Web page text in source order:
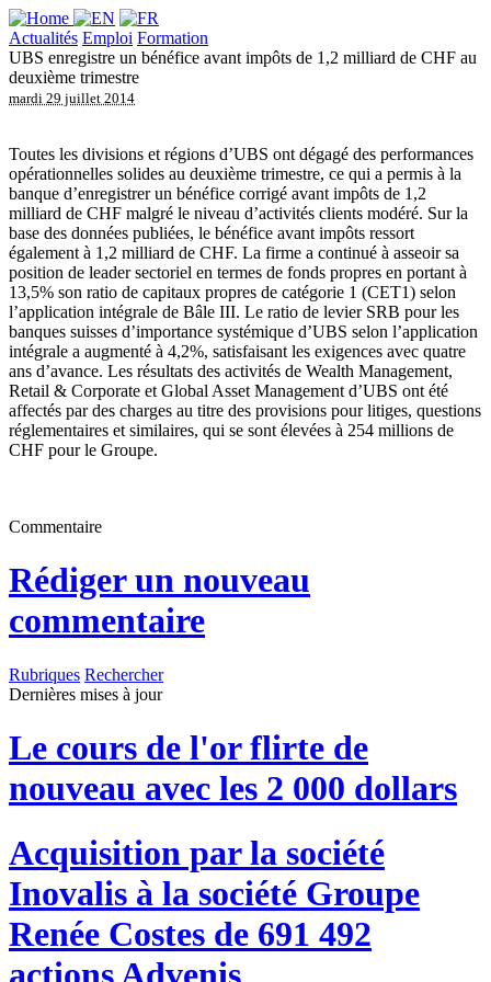
Actualités Emploi Formation
UBS enregistre un bénéfice avant impôts de 1,2 milliard de CHF au
deuxième trimestre
mardi 29 juillet 2014
Toutes les divisions et régions d’UBS ont dégagé des performances
opérationnelles solides au deuxième trimestre, ce qui a permis à la
banque d’enregistrer un bénéfice corrigé avant impôts de 1,2
milliard de CHF malgré le niveau d’activités clients modéré. Sur la
base des données publiées, le bénéfice avant impôts ressort
également à 1,2 milliard de CHF. La firme a continué à asseoir sa
position de leader sectoriel en termes de fonds propres en portant à
13,5% son ratio de capitaux propres de catégorie 1 (CET1) selon
l’application intégrale de Bâle III. Le ratio de levier SRB pour les
banques suisses d’importance systémique d’UBS selon l’application
intégrale a augmenté à 4,2%, satisfaisant les exigences avec quatre
ans d’avance. Les résultats des activités de Wealth Management,
Retail & Corporate et Global Asset Management d’UBS ont été
affectés par des charges au titre des provisions pour litiges, questions
réglementaires et similaires, qui se sont élevées à 254 millions de
CHF pour le Groupe.
Commentaire
Rédiger un nouveau
commentaire
Rubriques Rechercher
Dernières mises à jour
Le cours de l'or flirte de
nouveau avec les 2 000 dollars
Acquisition par la société
Inovalis à la société Groupe
Renée Costes de 691 492
actions Advenis